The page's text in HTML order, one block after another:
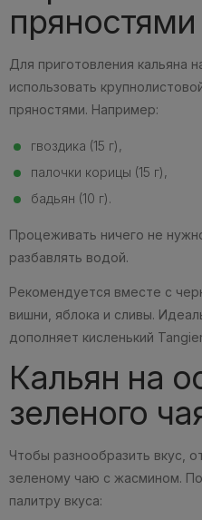
пряностями
Для приготовления кальяна
использовать
пряностями. Например:
гвоздика (15 г),
палочки корицы (15 г),
бадьян (10 г).
Процеживать ничего не
разбавлять водой.
Рекомендуется вместе с
вишни, яблока и сливы.
дополняет кисленький
Кальян на
зеленого
Чтобы разнообразить вкус,
зеленому чаю с жасмином.
палитру вкуса: